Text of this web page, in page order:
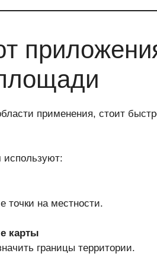
применения, стоит
используют:
точки на местности.
карты
границы территории.